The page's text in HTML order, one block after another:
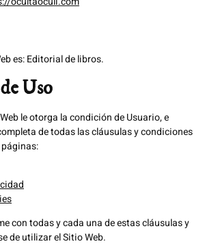
es: Editorial de libros.
Uso
le otorga la condición de Usuario, e
de todas las cláusulas y condiciones
con todas y cada una de estas cláusulas y
de utilizar el Sitio Web.